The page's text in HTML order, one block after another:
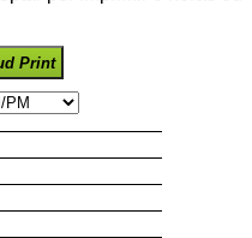
Print